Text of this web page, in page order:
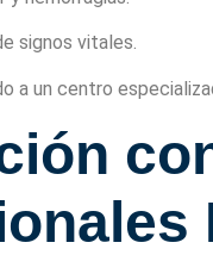
signos vitales.
a un centro